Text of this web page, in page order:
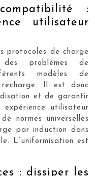
:
utilisateur
protocoles de charge
problèmes de
modèles de
Il est donc
et de garantir
utilisateur
normes universelles
par induction dans
L’uniformisation est
: dissiper les